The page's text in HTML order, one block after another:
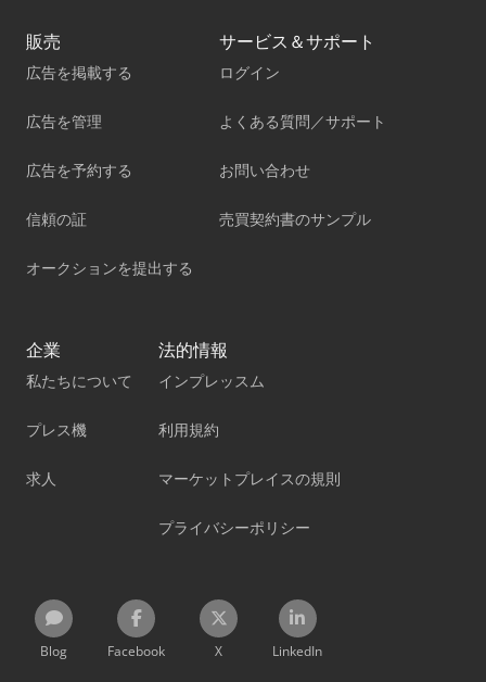
販売
広告を掲載する
広告を管理
広告を予約する
信頼の証
オークションを提出する
サービス＆サポート
ログイン
よくある質問／サポート
お問い合わせ
売買契約書のサンプル
企業
私たちについて
プレス機
求人
法的情報
インプレッスム
利用規約
マーケットプレイスの規則
プライバシーポリシー
Blog Facebook X LinkedIn